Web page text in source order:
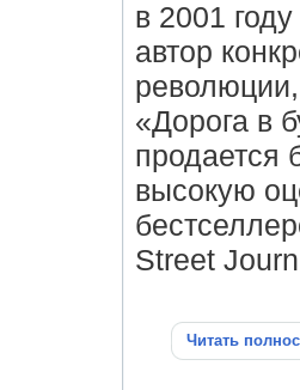
в 2001
автор
«Дорога в
продается
высокую
Street
Читать